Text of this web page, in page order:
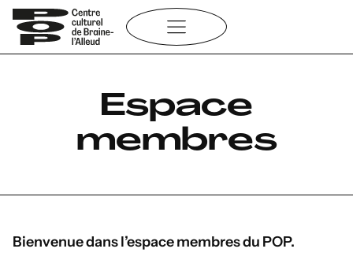
Aller
au
contenu
Espace
membres
Bienvenue dans l’espace membres du POP.